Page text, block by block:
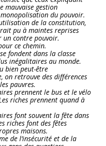
mauvaise gestion
monopolisation du pouvoir.
de la constitution,
pu à maintes reprises
un contre pouvoir.
ce chemin.
fondent dans la classe
inégalitaires au monde.
bien peut-être
on retrouve des différences
pauvres.
prennent le bus et le vélo
riches prennent quand à
font souvent la fête dans
riches font des fêtes
maisons.
de l’insécurité et de la